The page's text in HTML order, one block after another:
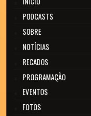
PODCASTS
SOBRE
NOTÍCIAS
RECADOS
PROGRAMAÇÃO
EVENTOS
FOTOS